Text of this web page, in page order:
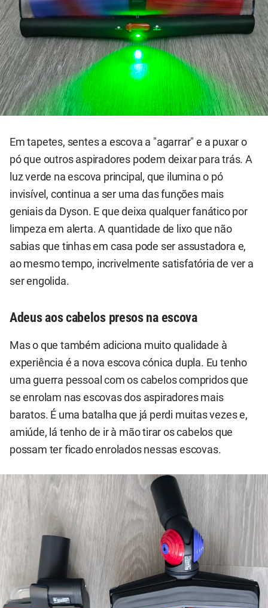
Em tapetes, sentes a escova a "agarrar" e a puxar o
pó que outros aspiradores podem deixar para trás. A
luz verde na escova principal, que ilumina o pó
invisível, continua a ser uma das funções mais
geniais da Dyson. E que deixa qualquer fanático por
limpeza em alerta. A quantidade de lixo que não
sabias que tinhas em casa pode ser assustadora e,
ao mesmo tempo, incrivelmente satisfatória de ver a
ser engolida.
Adeus aos cabelos presos na escova
Mas o que também adiciona muito qualidade à
experiência é a nova escova cónica dupla. Eu tenho
uma guerra pessoal com os cabelos compridos que
se enrolam nas escovas dos aspiradores mais
baratos. É uma batalha que já perdi muitas vezes e,
amiúde, lá tenho de ir à mão tirar os cabelos que
possam ter ficado enrolados nessas escovas.